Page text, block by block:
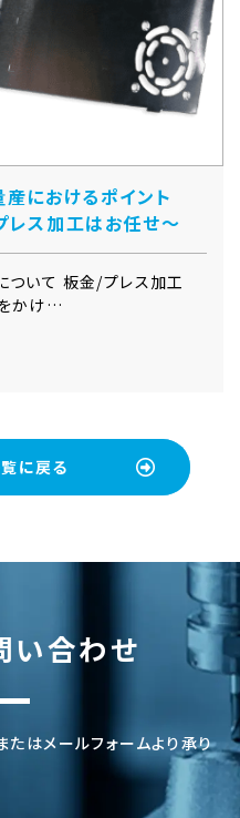
産におけるポイント
レス加工はお任せ～
いて 板金/プレス加工
かけ…
に戻る
い合わせ
たはメールフォームより承り